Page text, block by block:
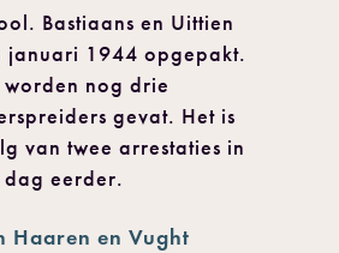
Bastiaans en Uittien
januari 1944 opgepakt.
nog drie
gevat. Het is
van twee arrestaties in
eerder.
Haaren en Vught